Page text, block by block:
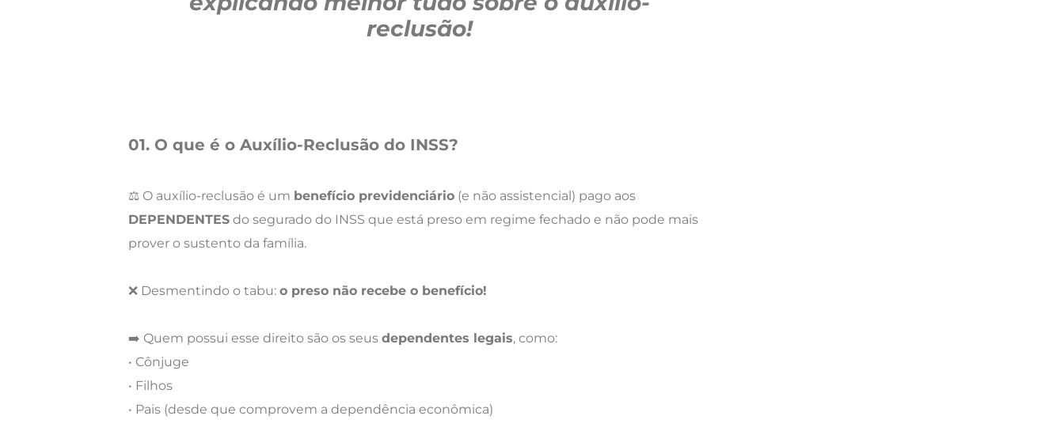
reclusão!
01. O que é o Auxílio-Reclusão do INSS?
⚖️ O auxílio-reclusão é um benefício previdenciário (e não assistencial) pago aos
DEPENDENTES do segurado do INSS que está preso em regime fechado e não pode mais
prover o sustento da família.
❌ Desmentindo o tabu: o preso não recebe o benefício!
➡️ Quem possui esse direito são os seus dependentes legais, como:
• Cônjuge
• Filhos
• Pais (desde que comprovem a dependência econômica)